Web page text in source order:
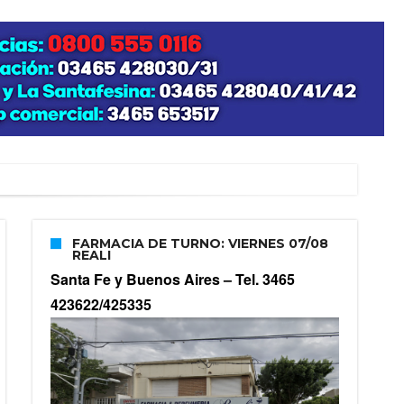
FARMACIA DE TURNO: VIERNES 07/08
REALI
Santa Fe y Buenos Aires –Tel. 3465
423622/425335